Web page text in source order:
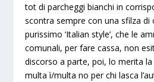
tot di parcheggi bianchi in
scontra sempre con una sfilza di
purissimo ‘Italian style’, che le
comunali, per fare cassa, non
discorso a parte, poi, lo merita
multa ì/multa no per chi lasca